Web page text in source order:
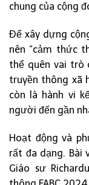
chung của cộng
Để xây dựng
nên “cảm thức
thể quên vai trò
truyền thông xã
còn là hành vi
người đến gần
Hoạt động và
rất đa dạng. Bài
Giáo sư